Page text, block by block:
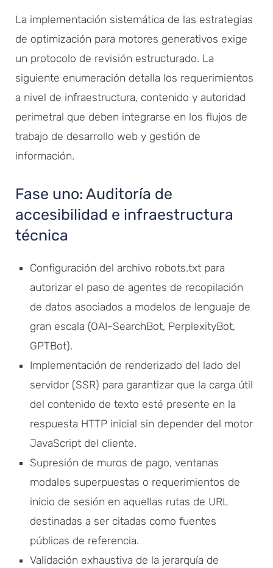
La implementación sistemática de las estrategias
de optimización para motores generativos exige
un protocolo de revisión estructurado. La
siguiente enumeración detalla los requerimientos
a nivel de infraestructura, contenido y autoridad
perimetral que deben integrarse en los flujos de
trabajo de desarrollo web y gestión de
información.
Fase uno: Auditoría de
accesibilidad e infraestructura
técnica
Configuración del archivo robots.txt para
autorizar el paso de agentes de recopilación
de datos asociados a modelos de lenguaje de
gran escala (OAI-SearchBot, PerplexityBot,
GPTBot).
Implementación de renderizado del lado del
servidor (SSR) para garantizar que la carga útil
del contenido de texto esté presente en la
respuesta HTTP inicial sin depender del motor
JavaScript del cliente.
Supresión de muros de pago, ventanas
modales superpuestas o requerimientos de
inicio de sesión en aquellas rutas de URL
destinadas a ser citadas como fuentes
públicas de referencia.
Validación exhaustiva de la jerarquía de